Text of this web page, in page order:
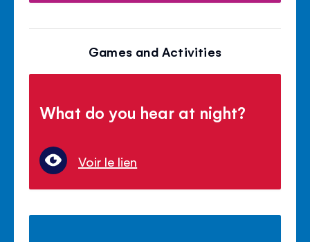
Games and Activities
What do you hear at night?
Voir le lien